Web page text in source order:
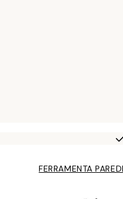
FERRAMENTA